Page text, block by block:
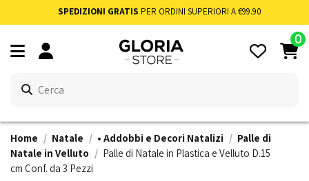
SPEDIZIONI GRATIS PER ORDINI SUPERIORI A €99.90
0
Home Natale • Addobbi e Decori Natalizi
Palle di
Natale in Velluto
Palle di Natale in Plastica e Velluto D.15
cm Conf. da 3 Pezzi